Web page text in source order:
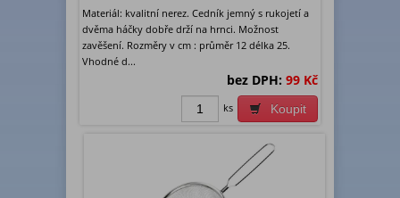
Materiál: kvalitní nerez. Cedník jemný s rukojetí a
dvěma háčky dobře drží na hrnci. Možnost
zavěšení. Rozměry v cm : průměr 12 délka 25.
Vhodné d...
bez DPH: 99 Kč
Koupit
ks